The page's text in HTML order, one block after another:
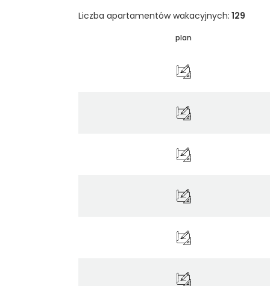
Liczba apartamentów wakacyjnych: 129
plan